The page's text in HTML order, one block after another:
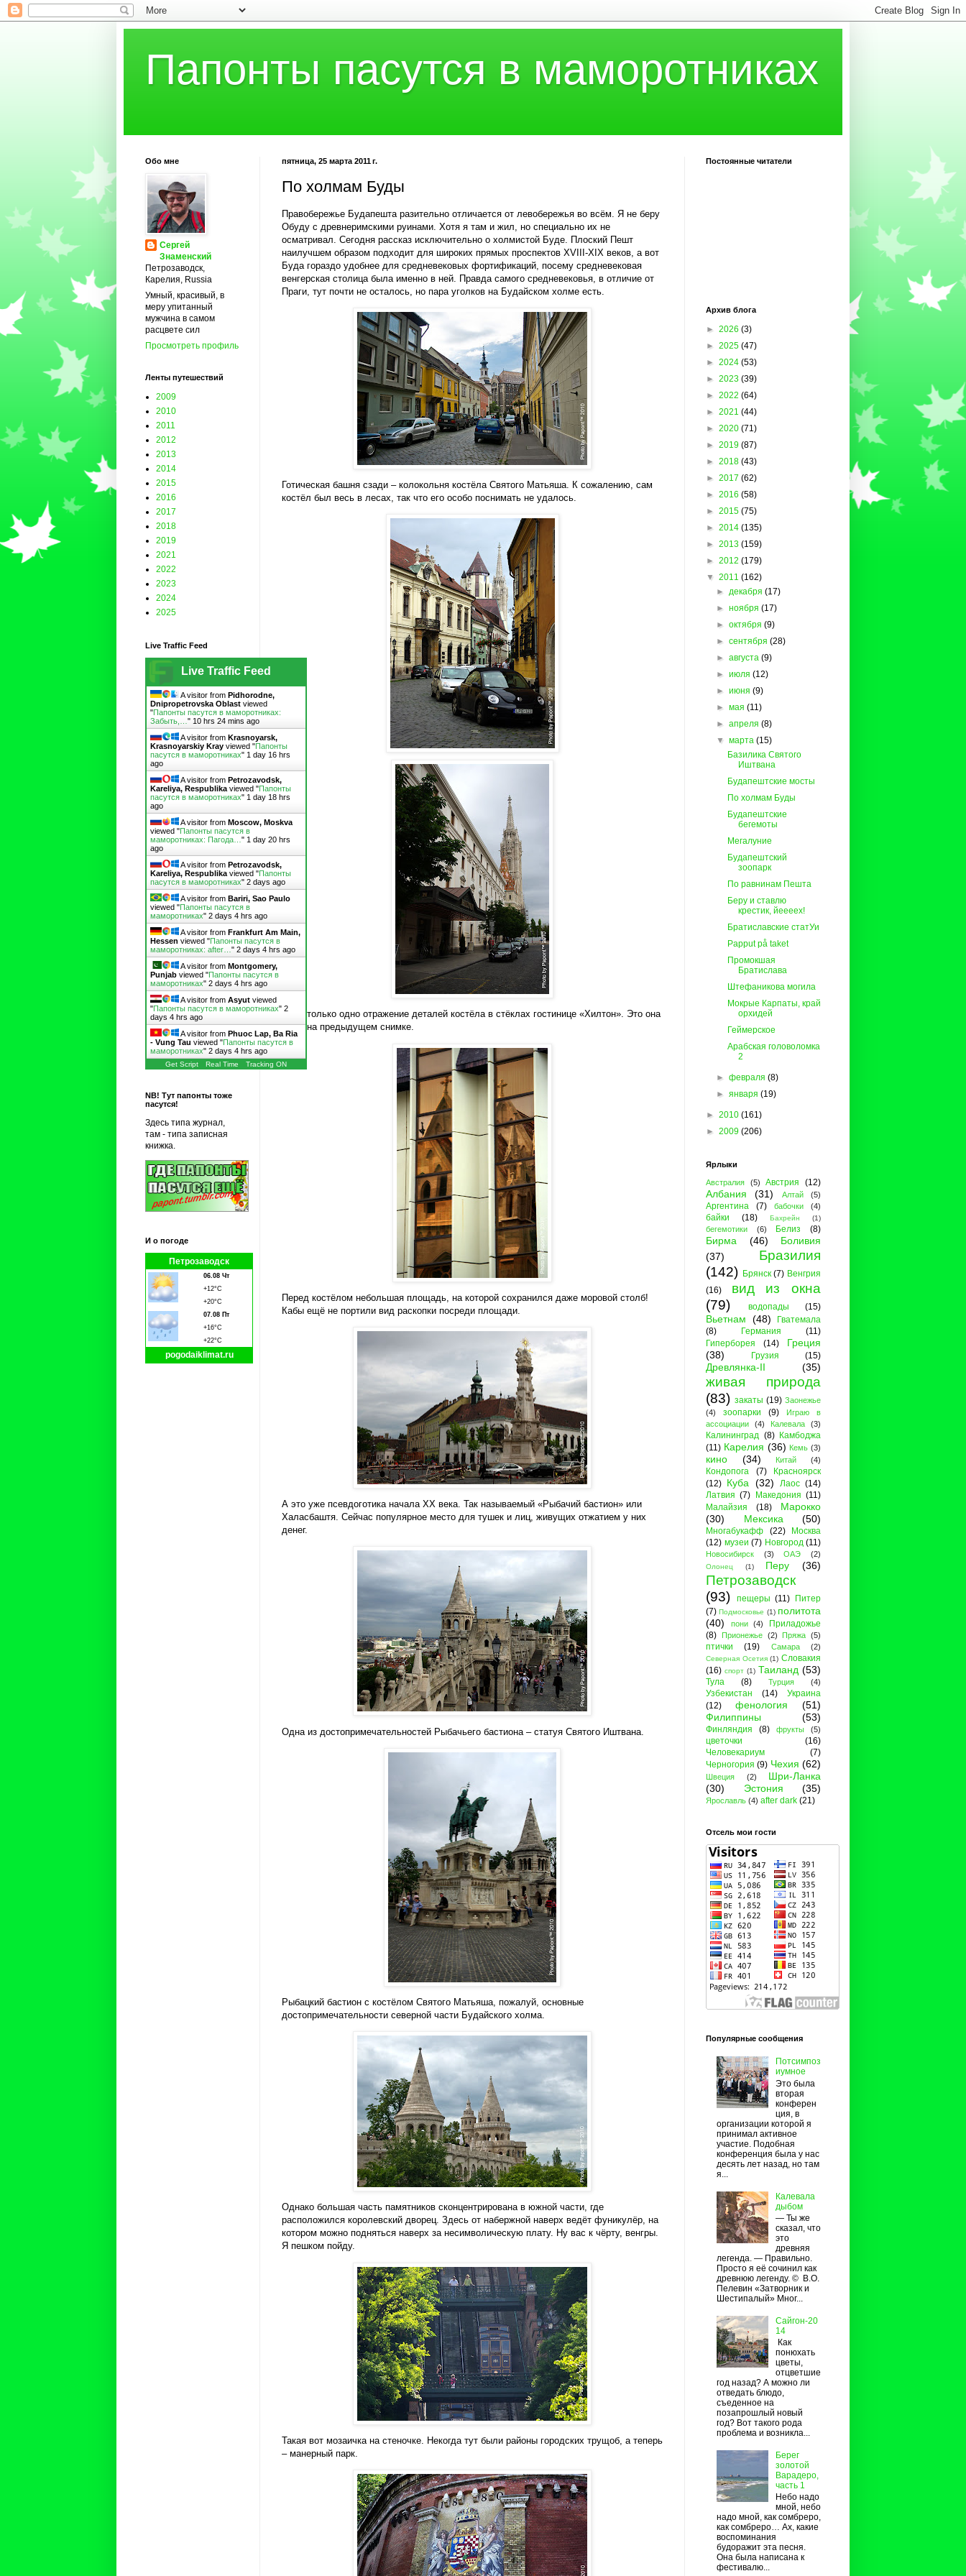
Папонты пасутся в маморотниках
пятница, 25 марта 2011 г.
По холмам Буды
Правобережье Будапешта разительно отличается от левобережья во всём. Я не беру
Обуду с древнеримскими руинами. Хотя я там и жил, но специально их не
осматривал. Сегодня рассказ исключительно о холмистой Буде. Плоский Пешт
наилучшем образом подходит для широких прямых проспектов XVIII-XIX веков, а вот
Буда гораздо удобнее для средневековых фортификаций, посему средневековая
венгерская столица была именно в ней. Правда самого средневековья, в отличие от
Праги, тут почти не осталось, но пара уголков на Будайском холме есть.
Готическая башня сзади – колокольня костёла Святого Матьяша. К сожалению, сам
костёл был весь в лесах, так что его особо поснимать не удалось.
Снял только одно отражение деталей костёла в стёклах гостинице «Хилтон». Это она
была на предыдущем снимке.
Перед костёлом небольшая площадь, на которой сохранился даже моровой столб!
Кабы ещё не портили вид раскопки посреди площади.
А это уже псевдоготика начала ХХ века. Так называемый «Рыбачий бастион» или
Халасбаштя. Сейчас популярное место для тушек и лиц, живущих отжатием у них
денег.
Одна из достопримечательностей Рыбачьего бастиона – статуя Святого Иштвана.
Рыбацкий бастион с костёлом Святого Матьяша, пожалуй, основные
достопримечательности северной части Будайского холма.
Однако большая часть памятников сконцентрирована в южной части, где
расположился королевский дворец. Здесь от набержной наверх ведёт фуникулёр, на
котором можно подняться наверх за несимволическую плату. Ну вас к чёрту, венгры.
Я пешком пойду.
Такая вот мозаичка на стеночке. Некогда тут были районы городских трущоб, а теперь
– манерный парк.
Обо мне
Сергей
Знаменский
Петрозаводск,
Карелия, Russia
Умный, красивый, в
меру упитанный
мужчина в самом
расцвете сил
Просмотреть профиль
Ленты путешествий
2009
2010
2011
2012
2013
2014
2015
2016
2017
2018
2019
2021
2022
2023
2024
2025
Live Traffic Feed
Live Traffic Feed
A visitor from Pidhorodne,
Dnipropetrovska Oblast viewed
"Папонты пасутся в маморотниках:
Забыть,… " 10 hrs 24 mins ago
A visitor from Krasnoyarsk,
Krasnoyarskiy Kray viewed "Папонты
пасутся в маморотниках" 1 day 16 hrs
ago
A visitor from Petrozavodsk,
Kareliya, Respublika viewed "Папонты
пасутся в маморотниках" 1 day 18 hrs
ago
A visitor from Moscow, Moskva
viewed "Папонты пасутся в
маморотниках: Пагода… " 1 day 20 hrs
ago
A visitor from Petrozavodsk,
Kareliya, Respublika viewed "Папонты
пасутся в маморотниках" 2 days ago
A visitor from Bariri, Sao Paulo
viewed "Папонты пасутся в
маморотниках" 2 days 4 hrs ago
A visitor from Frankfurt Am Main,
Hessen viewed "Папонты пасутся в
маморотниках: after… " 2 days 4 hrs ago
A visitor from Montgomery,
Punjab viewed "Папонты пасутся в
маморотниках" 2 days 4 hrs ago
A visitor from Asyut viewed
"Папонты пасутся в маморотниках" 2
days 4 hrs ago
A visitor from Phuoc Lap, Ba Ria
- Vung Tau viewed "Папонты пасутся в
маморотниках" 2 days 4 hrs ago
Get Script Real Time Tracking ON
NB! Тут папонты тоже
пасутся!
Здесь типа журнал,
там - типа записная
книжка.
И о погоде
Петрозаводск
06.08 Чт
+12°C
+20°C
07.08 Пт
+16°C
+22°C
pogodaiklimat.ru
Постоянные читатели
Архив блога
► 2026 (3)
► 2025 (47)
► 2024 (53)
► 2023 (39)
► 2022 (64)
► 2021 (44)
► 2020 (71)
► 2019 (87)
► 2018 (43)
► 2017 (62)
► 2016 (58)
► 2015 (75)
► 2014 (135)
► 2013 (159)
► 2012 (179)
▼ 2011 (162)
►декабря(17)
►ноября(17)
►октября(9)
►сентября(28)
►августа(9)
►июля(12)
►июня(9)
►мая(11)
►апреля(8)
▼марта(15)
Базилика Святого
Иштвана
Будапештские мосты
По холмам Буды
Будапештские
бегемоты
Мегалуние
Будапештский
зоопарк
По равнинам Пешта
Беру и ставлю
крестик, йеееех!
Братиславские статУи
Papput på taket
Промокшая
Братислава
Штефаникова могила
Мокрые Карпаты, край
орхидей
Геймерское
Арабская головоломка
2
►февраля(8)
►января(19)
► 2010 (161)
► 2009 (206)
Ярлыки
Австралия (5) Австрия (12)
Албания (31) Алтай (5)
Аргентина (7) бабочки (4)
байки (18) Бахрейн (1)
бегемотики (6) Белиз (8)
Бирма (46)
Боливия
(37)
Бразилия
(142) Брянск (7) Венгрия
(16)
вид из окна
(79)
водопады (15)
Вьетнам (48)
Гватемала
(8)
Германия
(11)
Гиперборея
(14)
Греция
(38)
Грузия (15)
Древлянка-II (35)
живая природа
(83) закаты (19) Заонежье
(4)
зоопарки (9)
Играю в
ассоциации
(4) Калевала (3)
Калининград (8)
Камбоджа
(11) Карелия (36) Кемь (3)
кино (34) Китай (4)
Кондопога (7)
Красноярск
(12) Куба (32) Лаос (14)
Латвия (7) Македония (11)
Малайзия
(18)
Марокко
(30)
Мексика (50)
Многабукафф (22)
Москва
(12) музеи (7) Новгород (11)
Новосибирск (3) ОАЭ (2)
Олонец (1) Перу (36)
Петрозаводск
(93)
пещеры (11)
Питер
(7) Подмосковье (1) политота
(40)
пони (4)
Приладожье
(8) Прионежье (2) Пряжа (5)
птички (19) Самара (2)
Северная Осетия (1) Словакия
(16) спорт (1) Таиланд (53)
Тула (8) Турция (4)
Узбекистан (14)
Украина
(12)
фенология
(51)
Филиппины
(53)
Финляндия (8) фрукты (5)
цветочки
(16)
Человекариум
(7)
Черногория (9) Чехия (62)
Швеция (2)
Шри-Ланка
(30)
Эстония (35)
Ярославль (4) after dark (21)
Отсель мои гости
Популярные сообщения
Потсимпоз
иумное
Это была
вторая
конферен
ция, в
организации которой я
принимал активное
участие. Подобная
конференция была у нас
десять лет назад, но там
я...
Калевала
дыбом
— Ты же
сказал, что
это
древняя
легенда. — Правильно.
Просто я её сочинил как
древнюю легенду. © В.О.
Пелевин «Затворник и
Шестипалый» Мног...
Сайгон-20
14
Как
понюхать
цветы,
отцветшие
год назад? А можно ли
отведать блюдо,
съеденное на
позапрошлый новый
год? Вот такого рода
проблема и возникла...
Берег
золотой
Варадеро,
часть 1
Небо надо
мной, небо
надо мной, как сомбреро,
как сомбреро… Ах, какие
воспоминания
будоражит эта песня.
Она была написана к
фестивалю...